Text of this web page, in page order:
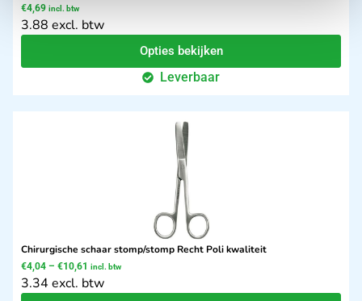
€4,69 incl. btw
3.88 excl. btw
Opties bekijken
Leverbaar
Chirurgische schaar stomp/stomp Recht Poli kwaliteit
€4,04 – €10,61 incl. btw
3.34 excl. btw